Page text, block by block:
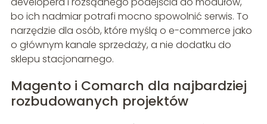
bo ich nadmiar potrafi mocno spowolnić serwis. To
narzędzie dla osób, które myślą o e-commerce jako
o głównym kanale sprzedaży, a nie dodatku do
sklepu stacjonarnego.
Magento i Comarch dla najbardziej
rozbudowanych projektów